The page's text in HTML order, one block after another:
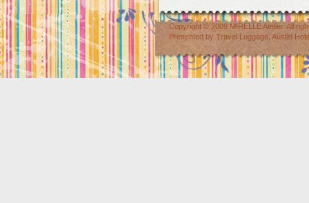
Copyright © 2009 MIRELLE Atelier. All
Presented by Travel Luggage Austin